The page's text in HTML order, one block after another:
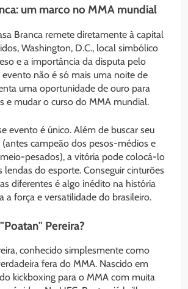
um marco no MMA mundial
Branca remete diretamente à capital
Washington, D.C., local simbólico
e a importância da disputa pelo
não é só mais uma noite de
uma oportunidade de ouro para
e mudar o curso do MMA mundial.
evento é único. Além de buscar seu
campeão dos pesos-médios e
pesados), a vitória pode colocá-lo
lendas do esporte. Conseguir cinturões
diferentes é algo inédito na história
a força e versatilidade do brasileiro.
Pereira?
conhecido simplesmente como
fera do MMA. Nascido em
kickboxing para o MMA com muita